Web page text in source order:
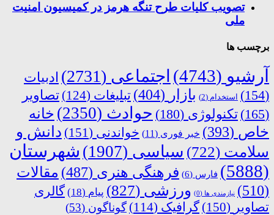
تصویب کلیات طرح تنگه هرمز در کمیسیون امنیت
ملی
برچسب ها
آرشیو (4743) اجتماعی (2731)
ادبیات
(154)
استخدام (2) بازار (404) تبلیغات (124)
تصاویر
(165)
تکنولوژی (180) حوادث (2350)
خانه
خاص (393) خبر فوری (11) خواندنی (151)
دانش و
سلامت (722) سیاسی (1907)
شهرستان
(5888)
فارس (6) فرهنگی هنری (487)
مقالات
(510)
نیازمندی ها (0) ورزشی (827) پیام (18)
گالری
تصاویر (150) گرافیک (114) گوناگون (53)